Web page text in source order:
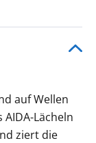
auf Wellen
Lächeln
ziert die